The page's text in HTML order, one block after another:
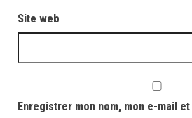
Site web
Enregistrer mon nom, mon e-mail